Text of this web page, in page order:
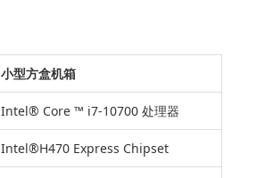
小型方盒机箱
Intel® Core ™ i7-10700 处理器
Intel®H470 Express Chipset